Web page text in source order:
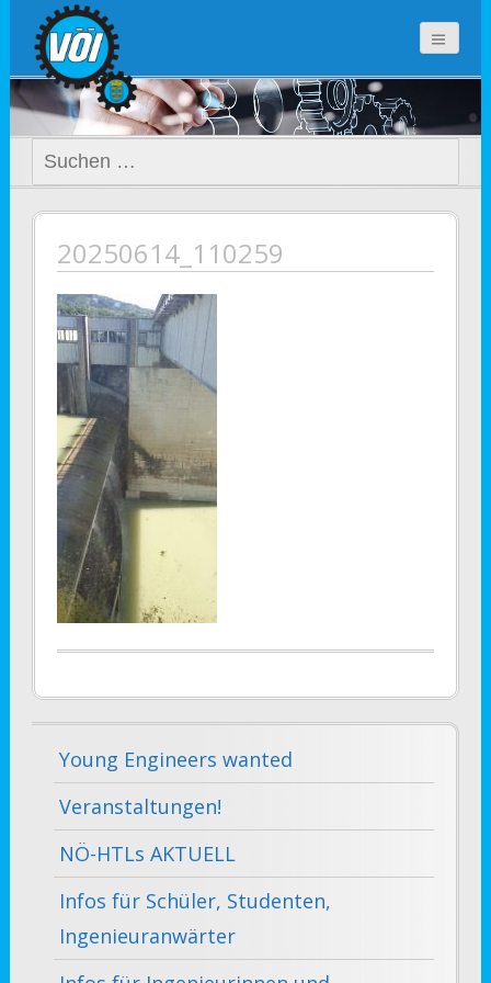
voi-noe.at
Suchen
nach:
20250614_110259
Young Engineers wanted
Veranstaltungen!
NÖ-HTLs AKTUELL
Infos für Schüler, Studenten,
Ingenieuranwärter